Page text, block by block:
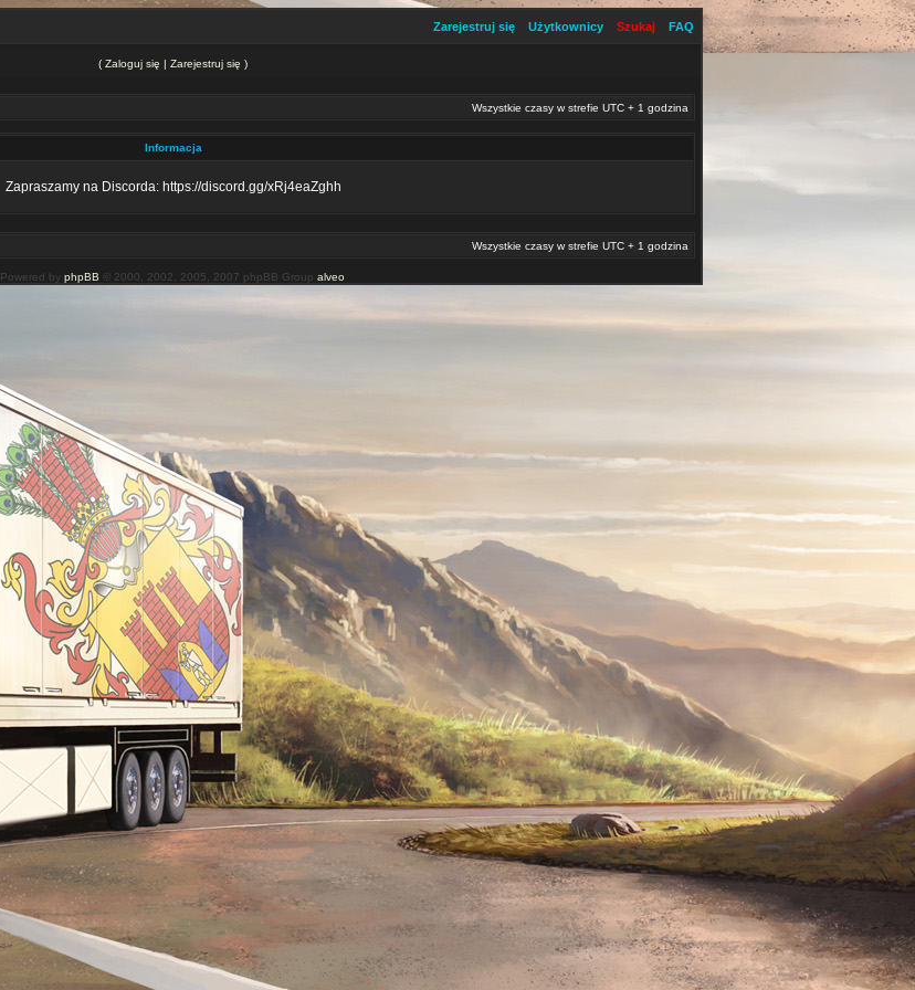
FAQ
Szukaj
Użytkownicy
Zarejestruj się
( Zaloguj się | Zarejestruj się )
Wszystkie czasy w strefie UTC + 1 godzina
Informacja
Zapraszamy na Discorda: https://discord.gg/xRj4eaZghh
Wszystkie czasy w strefie UTC + 1 godzina
Powered by phpBB © 2000, 2002, 2005, 2007 phpBB Group alveo